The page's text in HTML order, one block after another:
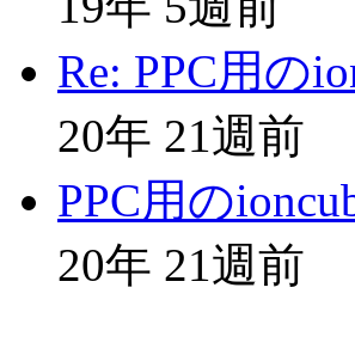
Re: PPC用の
20年 21週前
PPC用の
20年 21週前